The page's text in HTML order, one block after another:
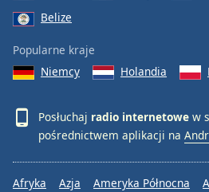
Belize
Popularne kraje
Niemcy
Holandia
Posłuchaj radio internetowe w
pośrednictwem aplikacji na
Afryka Azja Ameryka Północna